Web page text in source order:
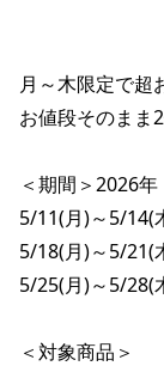
華花
決算説
有価証
その他
適時開
株主優待
FAQ
IRお問い
月～木限定で超
お値段そのまま
＜期間＞2026年
5/11(月)～5/14(
5/18(月)～5/21(
5/25(月)～5/28(
＜対象商品＞